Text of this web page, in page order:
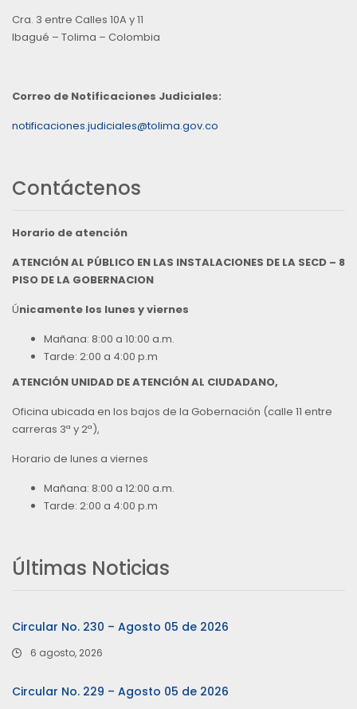
Cra. 3 entre Calles 10A y 11
Ibagué – Tolima – Colombia
Correo de Notificaciones Judiciales:
notificaciones.judiciales@tolima.gov.co
Contáctenos
Horario de atención
ATENCIÓN AL PÚBLICO EN LAS INSTALACIONES DE LA SECD – 8
PISO DE LA GOBERNACION
Únicamente los lunes y viernes
Mañana: 8:00 a 10:00 a.m.
Tarde: 2:00 a 4:00 p.m
ATENCIÓN UNIDAD DE ATENCIÓN AL CIUDADANO,
Oficina ubicada en los bajos de la Gobernación (calle 11 entre
carreras 3ª y 2ª),
Horario de lunes a viernes
Mañana: 8:00 a 12:00 a.m.
Tarde: 2:00 a 4:00 p.m
Últimas Noticias
Circular No. 230 – Agosto 05 de 2026
6 agosto, 2026
Circular No. 229 – Agosto 05 de 2026